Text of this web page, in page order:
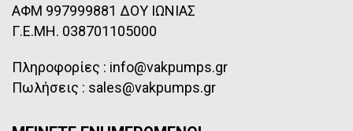
ΑΦΜ 997999881 ΔΟΥ ΙΩΝΙΑΣ
Γ.Ε.ΜΗ. 038701105000
Πληροφορίες : info@vakpumps.gr
Πωλήσεις : sales@vakpumps.gr